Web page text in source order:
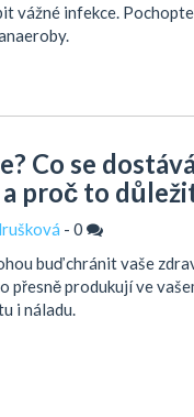
vážné infekce.
Co se
proč to
- 0
buď chránit vaše
přesně produkují ve
i náladu.